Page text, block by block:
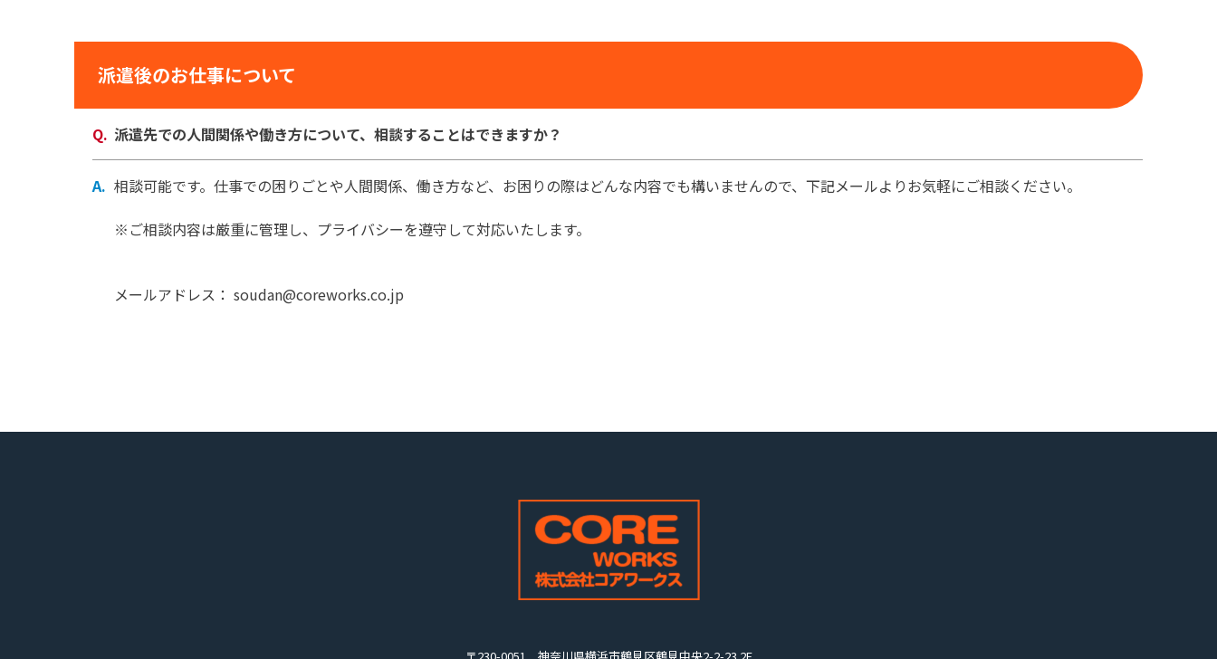
派遣後のお仕事について
派遣先での人間関係や働き方について、相談することはできますか？
相談可能です。仕事での困りごとや人間関係、働き方など、お困りの際はどんな内容でも構いませんので、下記メールよりお気軽にご相談ください。
※ご相談内容は厳重に管理し、プライバシーを遵守して対応いたします。
メールアドレス： soudan@coreworks.co.jp